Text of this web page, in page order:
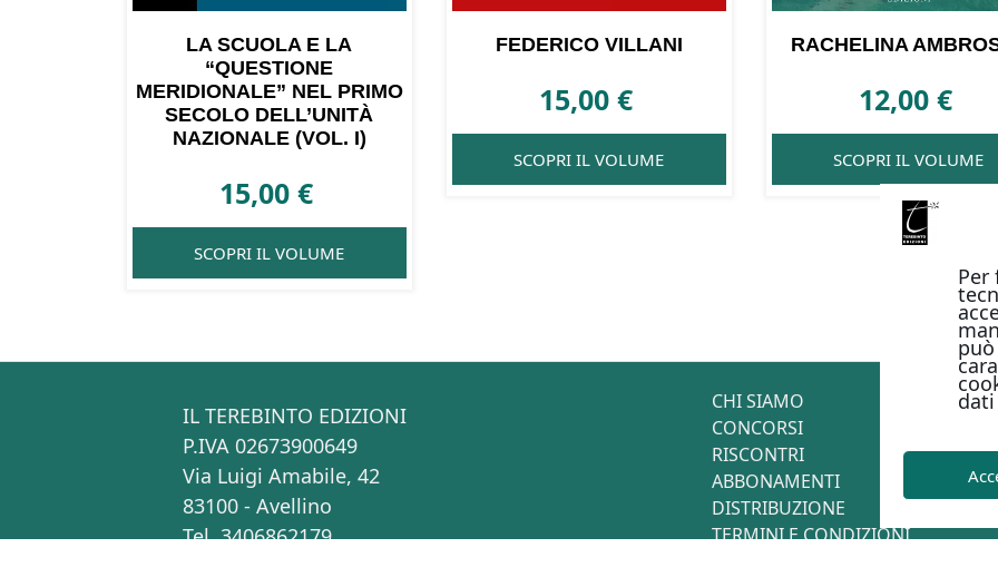
Per
LA SCUOLA E LA
“QUESTIONE
MERIDIONALE” NEL PRIMO
SECOLO DELL’UNITÀ
NAZIONALE (VOL. I)
15,00€
SCOPRI IL VOLUME
FEDERICO VILLANI
15,00€
SCOPRI IL VOLUME
RACHELINA
12,00€
SCOPRI IL VOLUME
IL TEREBINTO EDIZIONI
P.IVA 02673900649
Via Luigi Amabile, 42
83100 - Avellino
Tel. 3406862179
CHI SIAMO
CONCORSI
RISCONTRI
ABBONAMENTI
DISTRIBUZIONE
TERMINI E CONDIZIONI